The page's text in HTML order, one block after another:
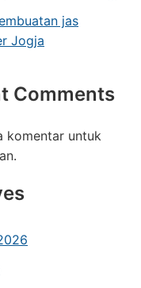
jas
Jogja
Comments
komentar untuk